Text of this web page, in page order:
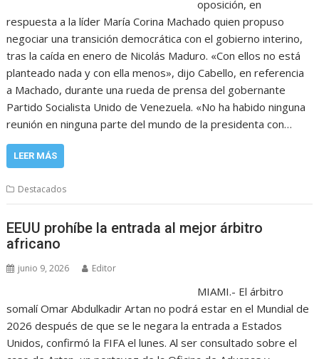
oposición, en
respuesta a la líder María Corina Machado quien propuso
negociar una transición democrática con el gobierno interino,
tras la caída en enero de Nicolás Maduro. «Con ellos no está
planteado nada y con ella menos», dijo Cabello, en referencia
a Machado, durante una rueda de prensa del gobernante
Partido Socialista Unido de Venezuela. «No ha habido ninguna
reunión en ninguna parte del mundo de la presidenta con…
LEER MÁS
Destacados
EEUU prohíbe la entrada al mejor árbitro
africano
junio 9, 2026 Editor
MIAMI.- El árbitro
somalí Omar Abdulkadir Artan no podrá estar en el Mundial de
2026 después de que se le negara la entrada a Estados
Unidos, confirmó la FIFA el lunes. Al ser consultado sobre el